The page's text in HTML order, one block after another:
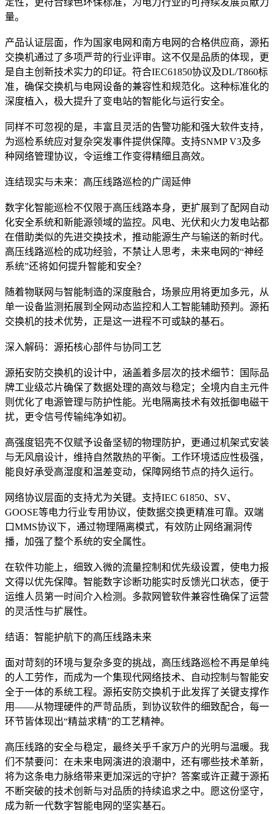
量。
产品认证层面，作为国家电网和南方电网的合格供应商，源拓
交换机通过了多项严苛的行业评审。这不仅是品质的体现，更
是自主创新技术实力的印证。符合IEC61850协议及DL/T860标
准，确保交换机与电网设备的兼容性和规范化。这种标准化的
深度植入，极大提升了变电站的智能化与运行安全。
同样不可忽视的是，丰富且灵活的告警功能和强大软件支持，
为巡检系统应对复杂突发事件提供保障。支持SNMP V3及多
种网络管理协议，令运维工作变得精细且高效。
连结现实与未来：高压线路巡检的广阔延伸
数字化智能巡检不仅限于高压线路本身，更扩展到了配网自动
化安全系统和新能源领域的监控。风电、光伏和火力发电站都
在借助类似的先进交换技术，推动能源生产与输送的新时代。
高压线路巡检的成功经验，不禁让人思考，未来电网的“神经
系统”还将如何提升智能和安全？
随着物联网与智能制造的深度融合，场景应用将更加多元，从
单一设备监测拓展到全网动态监控和人工智能辅助预判。源拓
交换机的技术优势，正是这一进程不可或缺的基石。
深入解码：源拓核心部件与协同工艺
源拓安防交换机的设计中，涵盖着多层次的技术细节：国际品
牌工业级芯片确保了数据处理的高效与稳定；全境内自主元件
则优化了电源管理与防护性能。光电隔离技术有效抵御电磁干
扰，更令信号传输纯净如初。
高强度铝壳不仅赋予设备坚韧的物理防护，更通过机架式安装
与无风扇设计，维持自然散热的平衡。工作环境适应性极强，
能良好承受高湿度和温差变动，保障网络节点的持久运行。
网络协议层面的支持尤为关键。支持IEC 61850、SV、
GOOSE等电力行业专用协议，使数据交换更精准可靠。双端
口MMS协议下，通过物理隔离模式，有效防止网络漏洞传
播，加强了整个系统的安全属性。
在软件功能上，细致入微的流量控制和优先级设置，使电力报
文得以优先保障。智能数字诊断功能实时反馈光口状态，便于
运维人员第一时间介入检测。多款网管软件兼容性确保了运营
的灵活性与扩展性。
结语：智能护航下的高压线路未来
面对苛刻的环境与复杂多变的挑战，高压线路巡检不再是单纯
的人工劳作，而成为一个集现代网络技术、自动控制与智能安
全于一体的系统工程。源拓安防交换机于此发挥了关键支撑作
用——从物理硬件的严苛品质，到协议软件的细致配合，每一
环节皆体现出“精益求精”的工艺精神。
高压线路的安全与稳定，最终关乎千家万户的光明与温暖。我
们不禁要问：在未来电网演进的浪潮中，还有哪些技术革新，
将为这条电力脉络带来更加深远的守护？答案或许正藏于源拓
不断突破的技术创新与对品质的持续追求之中。愿这份坚守，
成为新一代数字智能电网的坚实基石。